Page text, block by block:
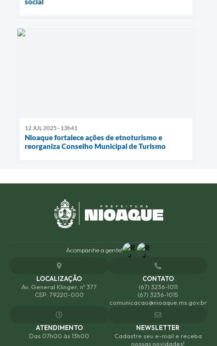
12 JUL 2025 - 13h41
Nioaque fortalece ações de etnoturismo e
reorganiza Conselho Municipal de Turismo
Acompanhe a gente!
LOCALIZAÇÃO
Av. General Klinger, nº 377
CEP: 79220-000
CONTATO
(67) 3236-1011
(67) 3236-1015
comunicacao@nioaque.ms.gov.br
ATENDIMENTO
Das 07h00 às 13h00
NEWSLETTER
Cadastre seu e-mail e receba
nossas novidades!